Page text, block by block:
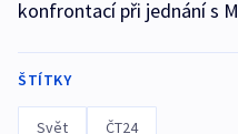
konfrontací při jednání s
ŠTÍTKY
Svět ČT24